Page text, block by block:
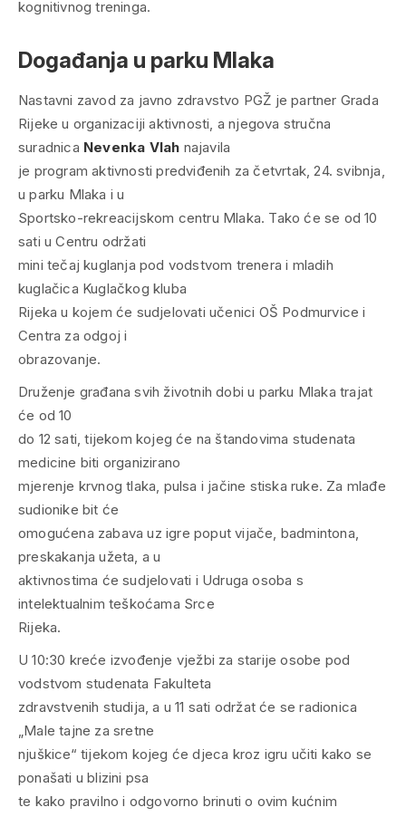
kognitivnog treninga.
Događanja u parku Mlaka
Nastavni zavod za javno zdravstvo PGŽ je partner Grada
Rijeke u organizaciji aktivnosti, a njegova stručna
suradnica Nevenka Vlah najavila
je program aktivnosti predviđenih za četvrtak, 24. svibnja,
u parku Mlaka i u
Sportsko-rekreacijskom centru Mlaka. Tako će se od 10
sati u Centru održati
mini tečaj kuglanja pod vodstvom trenera i mladih
kuglačica Kuglačkog kluba
Rijeka u kojem će sudjelovati učenici OŠ Podmurvice i
Centra za odgoj i
obrazovanje.
Druženje građana svih životnih dobi u parku Mlaka trajat
će od 10
do 12 sati, tijekom kojeg će na štandovima studenata
medicine biti organizirano
mjerenje krvnog tlaka, pulsa i jačine stiska ruke. Za mlađe
sudionike bit će
omogućena zabava uz igre poput vijače, badmintona,
preskakanja užeta, a u
aktivnostima će sudjelovati i Udruga osoba s
intelektualnim teškoćama Srce
Rijeka.
U 10:30 kreće izvođenje vježbi za starije osobe pod
vodstvom studenata Fakulteta
zdravstvenih studija, a u 11 sati održat će se radionica
„Male tajne za sretne
njuškice“ tijekom kojeg će djeca kroz igru učiti kako se
ponašati u blizini psa
te kako pravilno i odgovorno brinuti o ovim kućnim